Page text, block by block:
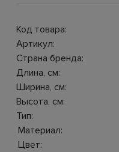
Код товара:
Артикул:
Страна бренда:
Длина, см:
Ширина, см:
Высота, см:
Тип:
Материал:
Цвет: